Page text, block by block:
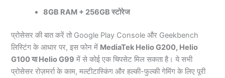
8GB RAM + 256GB स्टोरेज
प्रोसेसर की बात करें तो Google Play Console और Geekbench
लिस्टिंग के आधार पर, इस फोन में MediaTek Helio G200, Helio
G100 या Helio G99 में से कोई एक चिपसेट मिल सकता है। ये सभी
प्रोसेसर रोज़मर्रा के काम, मल्टीटास्किंग और हल्की-फुल्की गेमिंग के लिए पूरी